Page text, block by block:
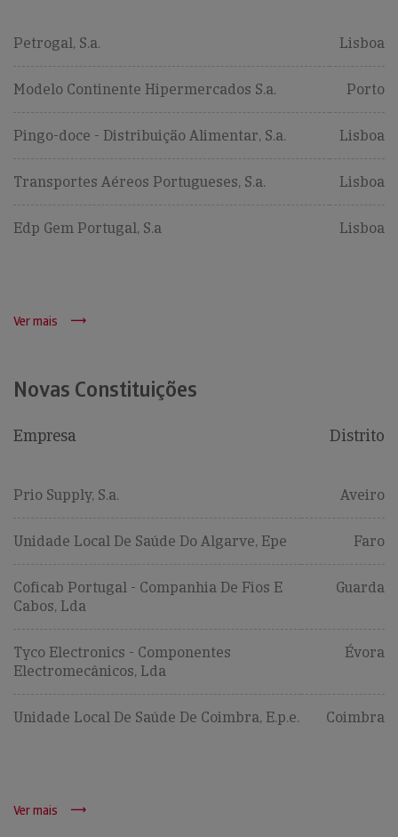
Petrogal, S.a. Lisboa
Modelo Continente Hipermercados S.a. Porto
Pingo-doce - Distribuição Alimentar, S.a. Lisboa
Transportes Aéreos Portugueses, S.a. Lisboa
Edp Gem Portugal, S.a Lisboa
Ver mais
Novas Constituições
Empresa Distrito
Prio Supply, S.a. Aveiro
Unidade Local De Saúde Do Algarve, Epe Faro
Coficab Portugal - Companhia De Fios E
Cabos, Lda
Guarda
Tyco Electronics - Componentes
Electromecânicos, Lda
Évora
Unidade Local De Saúde De Coimbra, E.p.e. Coimbra
Ver mais